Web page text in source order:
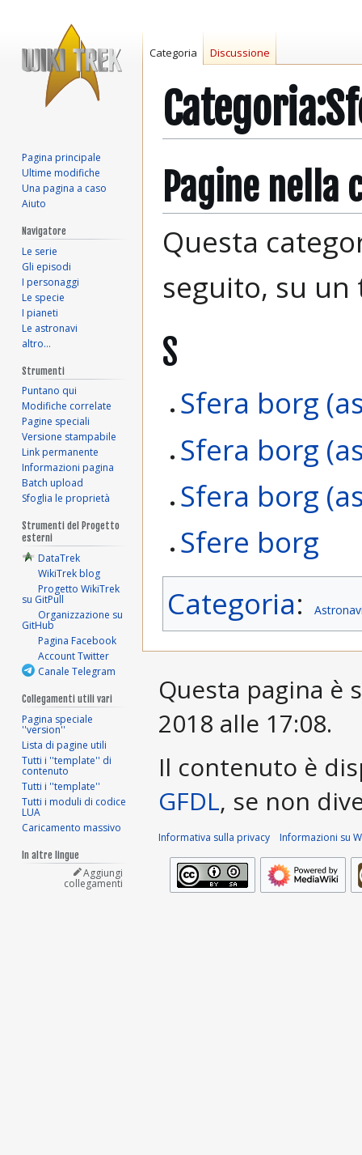
Categoria:
Vai
alla
navigazione
Vai
alla
ricerca
Pagine
Questa
seguito, su un
S
Sfera borg
Sfera borg
Sfera borg
Sfere borg
Categoria:
Categoria Discussione
Pagina principale
Ultime modifiche
Una pagina a caso
Aiuto
Navigatore
Le serie
Gli episodi
I personaggi
Le specie
I pianeti
Le astronavi
altro…
Strumenti
Puntano qui
Modifiche correlate
Pagine speciali
Versione stampabile
Link permanente
Informazioni pagina
Batch upload
Sfoglia le proprietà
Strumenti del Progetto
esterni
DataTrek
WikiTrek blog
Progetto WikiTrek
su GitPull
Organizzazione su
GitHub
Pagina Facebook
Account Twitter
Canale Telegram
Collegamenti utili vari
Pagina speciale
''version''
Lista di pagine utili
Tutti i ''template'' di
contenuto
Tutti i ''template''
Tutti i moduli di codice
LUA
Caricamento massivo
In altre lingue
Aggiungi
collegamenti
Questa pagina è
2018 alle 17:08.
Il contenuto è
GFDL, se non
Informativa sulla privacy Informazioni su